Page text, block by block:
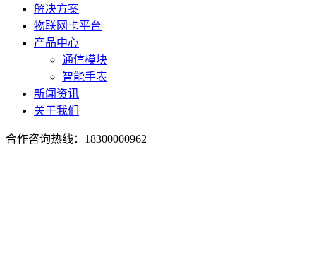
解决方案
物联网卡平台
产品中心
通信模块
智能手表
新闻资讯
关于我们
合作咨询热线： 18300000962